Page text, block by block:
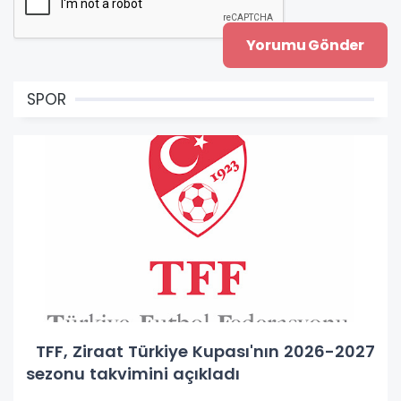
SPOR
TFF, Ziraat Türkiye Kupası'nın 2026-2027
sezonu takvimini açıkladı